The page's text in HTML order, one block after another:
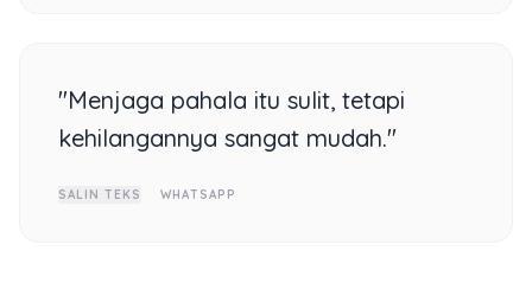
"Menjaga pahala itu sulit, tetapi
kehilangannya sangat mudah."
SALIN TEKS WHATSAPP